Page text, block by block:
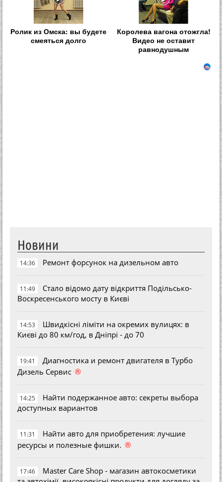
Ролик из Омска: вы будете
смеяться долго
Королева вагона отожгла!
Видео не оставит
равнодушным
Новини
14:36 Ремонт форсунок на дизельном авто
11:49
Стало відомо дату відкриття Подільсько-
Воскресенського мосту в Києві
14:53
Швидкісні ліміти на окремих вулицях: в
Києві до 80 км/год, в Дніпрі - до 70
19:41
Диагностика и ремонт двигателя в Турбо
Дизель Сервис ®
14:25
Найти подержанное авто: секреты выбора
доступных вариантов
11:31
Найти авто для приобретения: лучшие
ресурсы и полезные фишки. ®
17:46
Master Care Shop - магазин автокосметики